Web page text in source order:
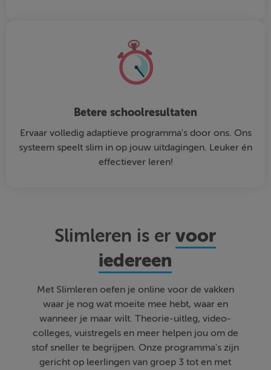
Betere schoolresultaten
Ervaar volledig adaptieve programma's door ons. Ons
systeem speelt slim in op jouw uitdagingen. Leuker én
effectiever leren!
Slimleren is ervoor
iedereen
Met Slimleren oefen je online voor de vakken
waar je nog wat moeite mee hebt, waar en
wanneer je maar wilt. Theorie-uitleg, video-
colleges, vuistregels en meer helpen jou om de
stof sneller te begrijpen. Onze programma's zijn
gericht op leerlingen van groep 3 tot en met